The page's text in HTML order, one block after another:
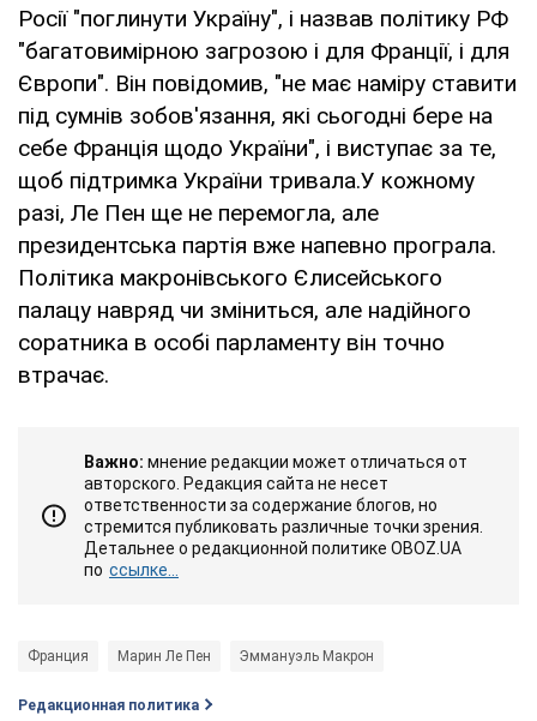
Росії "поглинути Україну", і назвав політику РФ
"багатовимірною загрозою і для Франції, і для
Європи". Він повідомив, "не має наміру ставити
під сумнів зобов'язання, які сьогодні бере на
себе Франція щодо України", і виступає за те,
щоб підтримка України тривала.У кожному
разі, Ле Пен ще не перемогла, але
президентська партія вже напевно програла.
Політика макронівського Єлисейського
палацу навряд чи зміниться, але надійного
соратника в особі парламенту він точно
втрачає.
Важно: мнение редакции может отличаться от
авторского. Редакция сайта не несет
ответственности за содержание блогов, но
стремится публиковать различные точки зрения.
Детальнее о редакционной политике OBOZ.UA
по ссылке...
Франция Марин Ле Пен Эммануэль Макрон
Редакционная политика